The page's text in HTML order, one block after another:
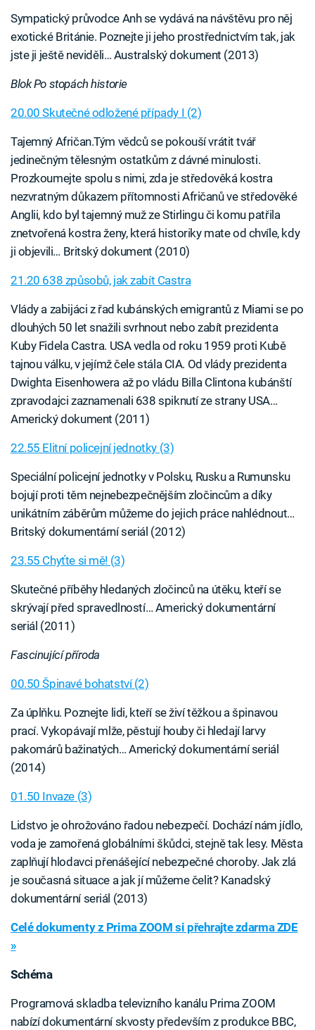
Sympatický průvodce Anh se vydává na návštěvu pro něj
exotické Británie. Poznejte ji jeho prostřednictvím tak, jak
jste ji ještě neviděli… Australský dokument (2013)
Blok Po stopách historie
20.00 Skutečné odložené případy I (2)
Tajemný Afričan.Tým vědců se pokouší vrátit tvář
jedinečným tělesným ostatkům z dávné minulosti.
Prozkoumejte spolu s nimi, zda je středověká kostra
nezvratným důkazem přítomnosti Afričanů ve středověké
Anglii, kdo byl tajemný muž ze Stirlingu či komu patřila
znetvořená kostra ženy, která historiky mate od chvíle, kdy
ji objevili… Britský dokument (2010)
21.20 638 způsobů, jak zabít Castra
Vlády a zabijáci z řad kubánských emigrantů z Miami se po
dlouhých 50 let snažili svrhnout nebo zabít prezidenta
Kuby Fidela Castra. USA vedla od roku 1959 proti Kubě
tajnou válku, v jejímž čele stála CIA. Od vlády prezidenta
Dwighta Eisenhowera až po vládu Billa Clintona kubánští
zpravodajci zaznamenali 638 spiknutí ze strany USA…
Americký dokument (2011)
22.55 Elitní policejní jednotky (3)
Speciální policejní jednotky v Polsku, Rusku a Rumunsku
bojují proti těm nejnebezpečnějším zločincům a díky
unikátním záběrům můžeme do jejich práce nahlédnout…
Britský dokumentární seriál (2012)
23.55 Chyťte si mě! (3)
Skutečné příběhy hledaných zločinců na útěku, kteří se
skrývají před spravedlností… Americký dokumentární
seriál (2011)
Fascinující příroda
00.50 Špinavé bohatství (2)
Za úplňku. Poznejte lidi, kteří se živí těžkou a špinavou
prací. Vykopávají mlže, pěstují houby či hledají larvy
pakomárů bažinatých… Americký dokumentární seriál
(2014)
01.50 Invaze (3)
Lidstvo je ohrožováno řadou nebezpečí. Dochází nám jídlo,
voda je zamořená globálními škůdci, stejně tak lesy. Města
zaplňují hlodavci přenášející nebezpečné choroby. Jak zlá
je současná situace a jak jí můžeme čelit? Kanadský
dokumentární seriál (2013)
Celé dokumenty z Prima ZOOM si přehrajte zdarma ZDE
»
Schéma
Programová skladba televizního kanálu Prima ZOOM
nabízí dokumentární skvosty především z produkce BBC,